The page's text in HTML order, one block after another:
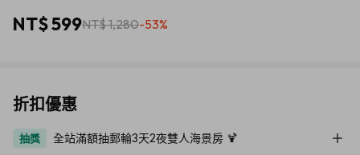
NT$ 599NT$ 1,280-53%
折扣優惠
抽獎 全站滿額抽郵輪3天2夜雙人海景房 🍹